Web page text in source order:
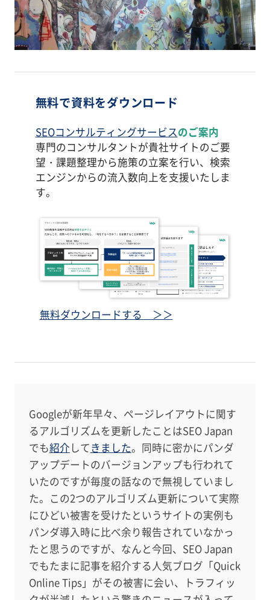
無料で資料をダウンロード
SEOコンサルティングサービスのご案内
専門のコンサルタントが貴社サイトのご要
望・課題整理から施策の立案を行い、検索
エンジンからの流入数向上を支援いたしま
す。
無料ダウンロードする ＞＞
Googleが新年早々、ページレイアウトに関す
るアルゴリズムを更新したことはSEO Japan
でも紹介 してきました。同時に密かにパンダ
アップデートのバージョンアップも行われて
いたのですが毎度の話なので無視していまし
た。この2つのアルゴリズム更新について実際
にひどい被害を受けたというサイトの実例も
パンダ導入時に比べ余り報告されていなかっ
たと思うのですが、なんと今回、SEO Japan
でもたまに記事を紹介する人気ブログ「Quick
Online Tips」がその被害に会い、トラフィッ